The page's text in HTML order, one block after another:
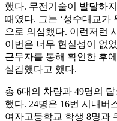
했다. 무전기술이 발달하
때였다. 그는 ‘성수대교가
으로 의심했다. 이런저런
이번은 너무 현실성이 없
근무자를 통해 확인한 후
실감했다고 했다.
총 6대의 차량과 49명의
했다. 24명은 16번 시내버
여자고등학교 학생 8명과